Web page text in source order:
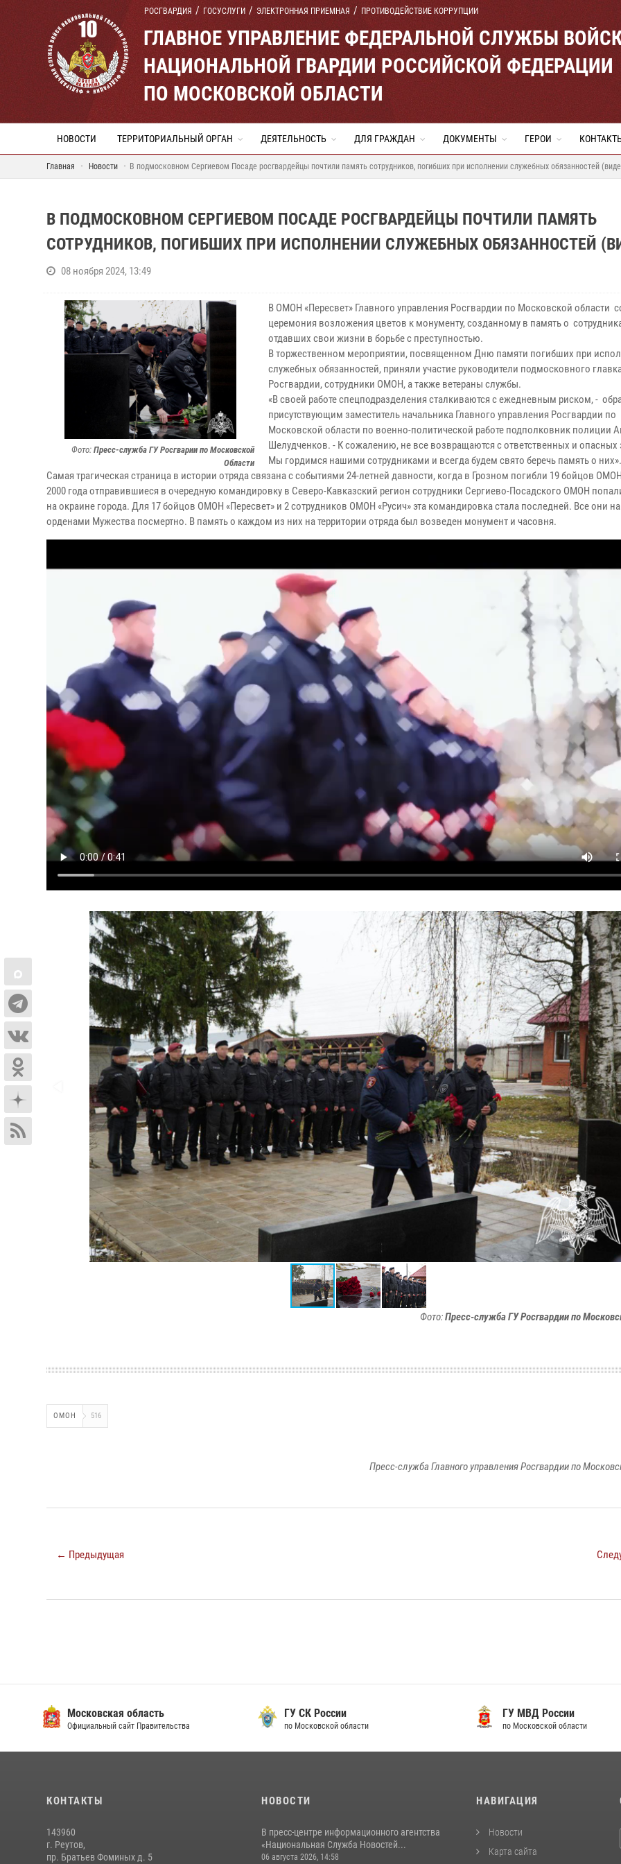
РОСГВАРДИЯ ГОСУСЛУГИ ЭЛЕКТРОННАЯ ПРИЕМНАЯ ПРОТИВОДЕЙСТВИЕ КОРРУПЦИИ
ГЛАВНОЕ УПРАВЛЕНИЕ ФЕДЕРАЛЬНОЙ СЛУЖБЫ
НАЦИОНАЛЬНОЙ ГВАРДИИ РОССИЙСКОЙ ФЕДЕРАЦИИ
ПО МОСКОВСКОЙ ОБЛАСТИ
НОВОСТИ ТЕРРИТОРИАЛЬНЫЙ ОРГАН ДЕЯТЕЛЬНОСТЬ ДЛЯ ГРАЖДАН ДОКУМЕНТЫ ГЕРОИ
Главная Новости В подмосковном Сергиевом Посаде росгвардейцы почтили память сотрудников, погибших при исполнении служебных обязанностей
В ПОДМОСКОВНОМ СЕРГИЕВОМ ПОСАДЕ РОСГВАРДЕЙЦЫ ПОЧТИЛИ ПАМЯТЬ
СОТРУДНИКОВ, ПОГИБШИХ ПРИ ИСПОЛНЕНИИ СЛУЖЕБНЫХ ОБЯЗАННОСТЕЙ
08 ноября 2024, 13:49
Фото: Пресс-служба ГУ Росгварии по Московской
Области
В ОМОН «Пересвет» Главного управления Росгвардии по Московской области
церемония возложения цветов к монументу, созданному в память о
отдавших свои жизни в борьбе с преступностью.
В торжественном мероприятии, посвященном Дню памяти погибших при
служебных обязанностей, приняли участие руководители подмосковного
Росгвардии, сотрудники ОМОН, а также ветераны службы.
«В своей работе спецподразделения сталкиваются с ежедневным риском, -
присутствующим заместитель начальника Главного управления Росгвардии по
Московской области по военно-политической работе подполковник полиции
Шелудченков. - К сожалению, не все возвращаются с ответственных и опасных
Мы гордимся нашими сотрудниками и всегда будем свято беречь память о них».
Самая трагическая страница в истории отряда связана с событиями 24-летней давности, когда в Грозном погибли 19 бойцов
2000 года отправившиеся в очередную командировку в Северо-Кавказский регион сотрудники Сергиево-Посадского ОМОН
на окраине города. Для 17 бойцов ОМОН «Пересвет» и 2 сотрудников ОМОН «Русич» эта командировка стала последней. Все они
орденами Мужества посмертно. В память о каждом из них на территории отряда был возведен монумент и часовня.
Фото:Пресс-служба ГУ Росгвардии по
ОМОН 516
Пресс-служба Главного управления Росгвардии по
← Предыдущая
Московская область
Официальный сайт Правительства
ГУ СК России
по Московской области
ГУ МВД России
по Московской области
КОНТАКТЫ
143960
г. Реутов,
пр. Братьев Фоминых д. 5
НОВОСТИ
В пресс-центре информационного агентства
«Национальная Служба Новостей...
06 августа 2026, 14:58
НАВИГАЦИЯ
Новости
Карта сайта